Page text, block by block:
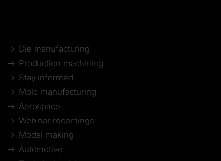
Die manufacturing
Production machining
Stay informed
Mold manufacturing
Aerospace
Webinar recordings
Model making
Automotive